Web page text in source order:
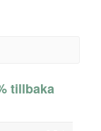
tillbaka